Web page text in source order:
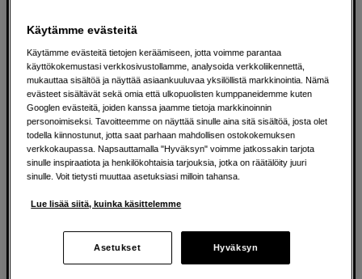
Ratkaisuja luoville ihmisille jo vuodesta
1982
Olemme Scandinavian Photolla jo yli 40 vuoden ajan
auttaneet luovia ihmisiä toteuttamaan visioitaan.
Tarjoamme inspiraatiota, asiantuntemusta ja tuotteita
muun muassa valokuvauksen, äänen, videokuvauksen ja
musiikin ja taiteen harrastajia. Oikeilla työkaluilla ideat
muuttuvat todellisuudeksi. Autamme sinua valitsemaan
Käytämme evästeitä
Käytämme evästeitä tietojen keräämiseen, jotta voimme parantaa
käyttökokemustasi verkkosivustollamme, analysoida verkkoliikennettä,
mukauttaa sisältöä ja näyttää asiaankuuluvaa yksilöllistä markkinointia. Nämä
evästeet sisältävät sekä omia että ulkopuolisten kumppaneidemme kuten
Googlen evästeitä, joiden kanssa jaamme tietoja markkinoinnin
personoimiseksi. Tavoitteemme on näyttää sinulle aina sitä sisältöä, josta olet
todella kiinnostunut, jotta saat parhaan mahdollisen ostokokemuksen
verkkokaupassa. Napsauttamalla "Hyväksyn" voimme jatkossakin tarjota
sinulle inspiraatiota ja henkilökohtaisia tarjouksia, jotka on räätälöity juuri
sinulle. Voit tietysti muuttaa asetuksiasi milloin tahansa.
Lue lisää siitä, kuinka käsittelemme
Asetukset Hyväksyn